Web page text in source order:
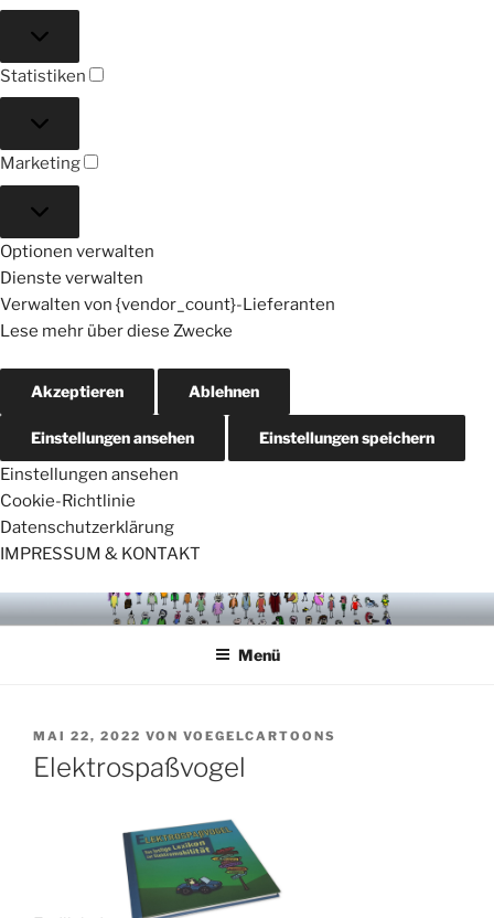
Statistiken
Marketing
Optionen verwalten
Dienste verwalten
Verwalten von {vendor_count}-Lieferanten
Lese mehr über diese Zwecke
Akzeptieren Ablehnen
Einstellungen ansehen Einstellungen speichern
Einstellungen ansehen
Cookie-Richtlinie
Datenschutzerklärung
IMPRESSUM & KONTAKT
Zum
InhaltVÖGELCARTOONS
Menü
VERÖFFENTLICHT
AM
MAI 22, 2022 VON VOEGELCARTOONS
Elektrospaßvogel